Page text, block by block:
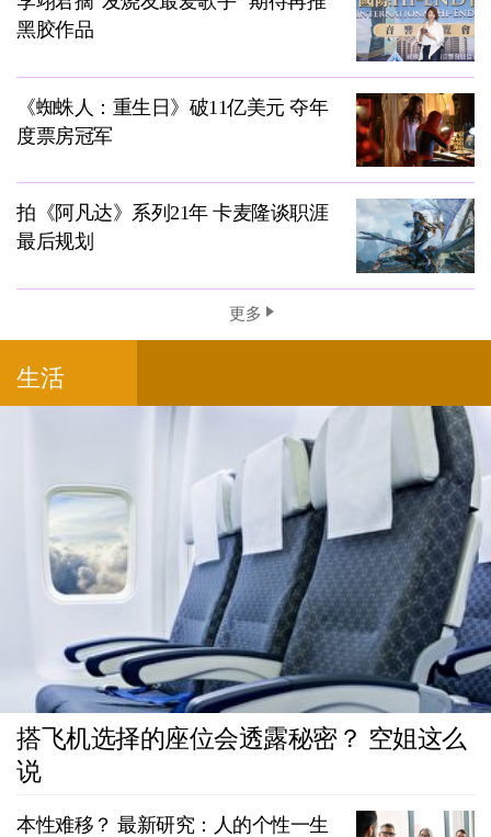
黑胶作品
《蜘蛛人：重生日》破11亿美元 夺年
度票房冠军
拍《阿凡达》系列21年 卡麦隆谈职涯
最后规划
更多
生活
搭飞机选择的座位会透露秘密？ 空姐这么
说
本性难移？ 最新研究：人的个性一生